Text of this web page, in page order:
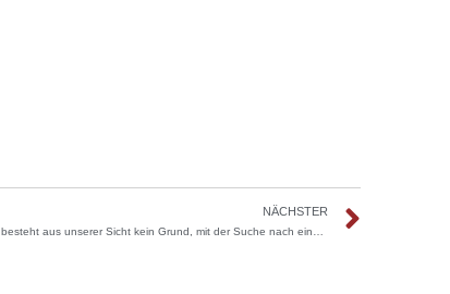
NÄCHSTER